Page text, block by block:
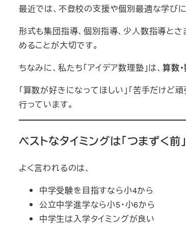
最近では、不登校の支援や個別最適な学び
形式も集団指導、個別指導、少人数指導とさ
めることが大切です。
ちなみに、私たち「アイデア数理塾」は、 算数
「算数が好きになってほしい」「苦手だけど
行っています。
ベストなタイミングは「つまずく前」
よく言われるのは、
中学受験を目指すなら小4から
公立中学進学なら小5・小6から
中学生は入学タイミングが良い